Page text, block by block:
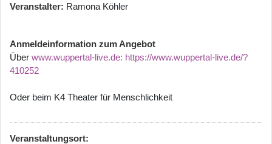
Veranstalter Ramona Köhler
Anmeldeinformation zum Angebot
Über www.wuppertal-live.de: https://www.wuppertal-live.de/?
410252
Oder beim K4 Theater für Menschlichkeit
Veranstaltungsort: